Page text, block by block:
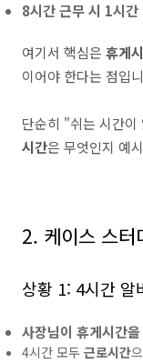
8시간 근무 시 1시간
여기서 핵심은 휴게
이어야 한다는 점입
단순히 "쉬는 시간
시간은 무엇인지 예
2. 케이스 스터
상황 1: 4시간 알
사장님이 휴게시간
4시간 모두 근로시간